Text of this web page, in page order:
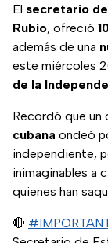
El secretario
Rubio, ofreció
además de una
este miércoles
de la
Recordó que un
cubana ondeó
independiente,
inimaginables a
quienes han
🔴